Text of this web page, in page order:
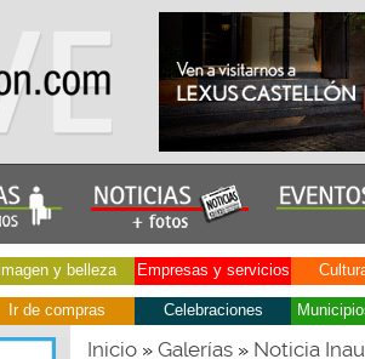
Imagen y belleza Empresas y servicios
Ir de compras Celebraciones
Inicio» Galerías» Noticia